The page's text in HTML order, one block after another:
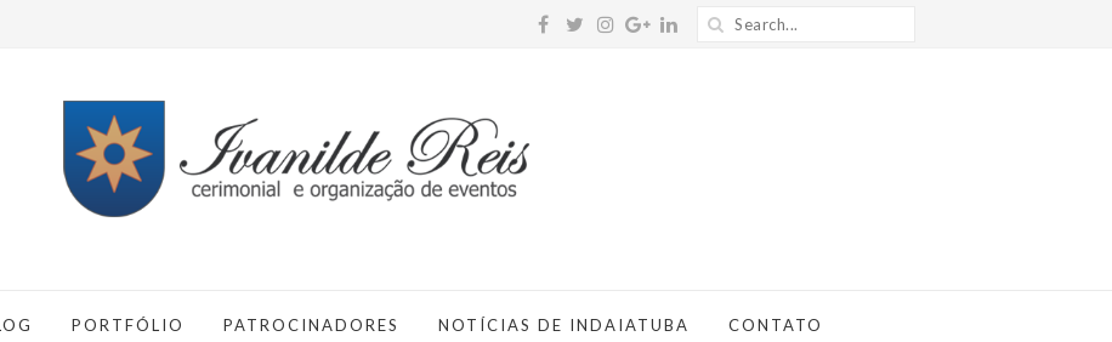
PORTFÓLIO PATROCINADORES NOTÍCIAS DE INDAIATUBA CONTATO